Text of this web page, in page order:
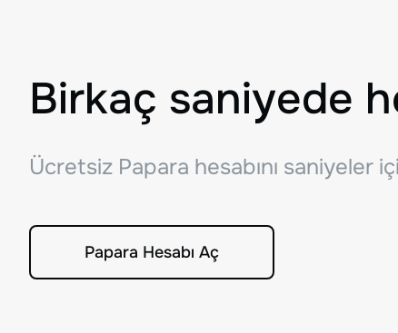
Birkaç saniyede
Ücretsiz Papara hesabını saniyeler
Papara Hesabı Aç